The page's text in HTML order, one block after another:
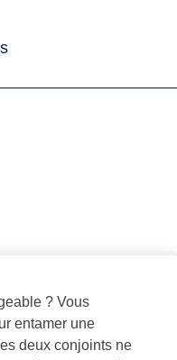
? Vous
entamer une
deux conjoints ne